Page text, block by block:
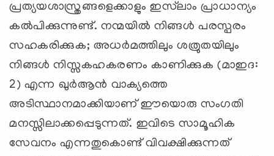
പ്രത്യയശാസ്ത്രങ്ങളെക്കാളും ഇസ്‌ലാം പ്രാധാന്യം
കല്‍പിക്കുന്നുണ്ട്. നന്മയില്‍ നിങ്ങള്‍ പരസ്പരം
സഹകരിക്കുക; അധര്‍മത്തിലും ശത്രുതയിലും
നിങ്ങള്‍ നിസ്സകഹകരണം കാണിക്കുക (മാഇദ:
2) എന്ന ഖുര്‍ആന്‍ വാക്യത്തെ
അടിസ്ഥാനമാക്കിയാണ് ഈയൊരു സംഗതി
മനസ്സിലാക്കപ്പെടുന്നത്. ഇവിടെ സാമൂഹിക
സേവനം എന്നതുകൊണ്ട് വിവക്ഷിക്കുന്നത്